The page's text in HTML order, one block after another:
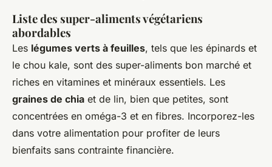
Liste des super-aliments végétariens
abordables
Les légumes verts à feuilles, tels que les épinards et
le chou kale, sont des super-aliments bon marché et
riches en vitamines et minéraux essentiels. Les
graines de chia et de lin, bien que petites, sont
concentrées en oméga-3 et en fibres. Incorporez-les
dans votre alimentation pour profiter de leurs
bienfaits sans contrainte financière.